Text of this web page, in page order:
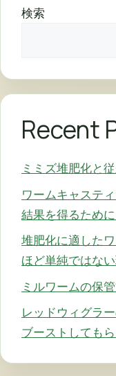
検索
Recent
ミミズ堆肥化と
ワームキャステ
結果を得るため
堆肥化に適した
ほど単純ではな
ミルワームの保
レッドウィグラ
ブーストしても